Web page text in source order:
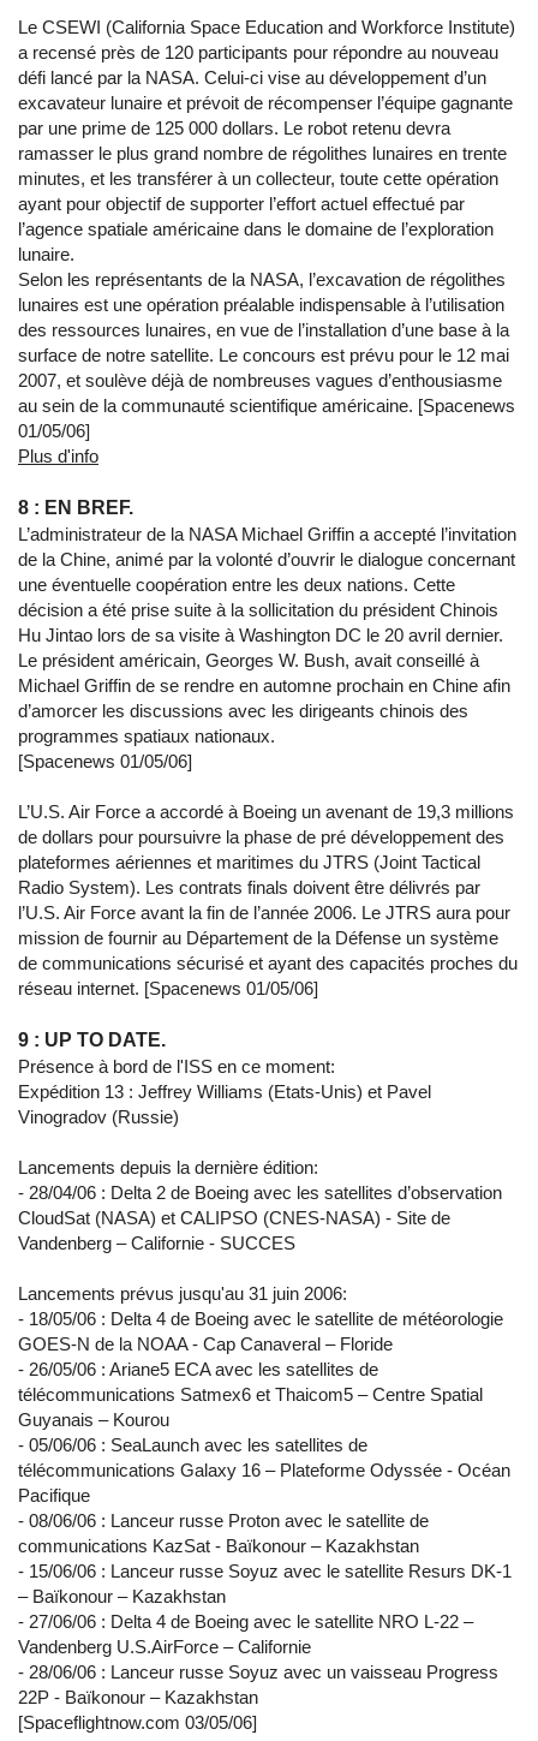
Le CSEWI (California Space Education and Workforce Institute)
a recensé près de 120 participants pour répondre au nouveau
défi lancé par la NASA. Celui-ci vise au développement d’un
excavateur lunaire et prévoit de récompenser l’équipe gagnante
par une prime de 125 000 dollars. Le robot retenu devra
ramasser le plus grand nombre de régolithes lunaires en trente
minutes, et les transférer à un collecteur, toute cette opération
ayant pour objectif de supporter l’effort actuel effectué par
l’agence spatiale américaine dans le domaine de l’exploration
lunaire.
Selon les représentants de la NASA, l’excavation de régolithes
lunaires est une opération préalable indispensable à l’utilisation
des ressources lunaires, en vue de l’installation d’une base à la
surface de notre satellite. Le concours est prévu pour le 12 mai
2007, et soulève déjà de nombreuses vagues d’enthousiasme
au sein de la communauté scientifique américaine. [Spacenews
01/05/06]
Plus d'info
8 : EN BREF.
L’administrateur de la NASA Michael Griffin a accepté l’invitation
de la Chine, animé par la volonté d’ouvrir le dialogue concernant
une éventuelle coopération entre les deux nations. Cette
décision a été prise suite à la sollicitation du président Chinois
Hu Jintao lors de sa visite à Washington DC le 20 avril dernier.
Le président américain, Georges W. Bush, avait conseillé à
Michael Griffin de se rendre en automne prochain en Chine afin
d’amorcer les discussions avec les dirigeants chinois des
programmes spatiaux nationaux.
[Spacenews 01/05/06]
L’U.S. Air Force a accordé à Boeing un avenant de 19,3 millions
de dollars pour poursuivre la phase de pré développement des
plateformes aériennes et maritimes du JTRS (Joint Tactical
Radio System). Les contrats finals doivent être délivrés par
l’U.S. Air Force avant la fin de l’année 2006. Le JTRS aura pour
mission de fournir au Département de la Défense un système
de communications sécurisé et ayant des capacités proches du
réseau internet. [Spacenews 01/05/06]
9 : UP TO DATE.
Présence à bord de l'ISS en ce moment:
Expédition 13 : Jeffrey Williams (Etats-Unis) et Pavel
Vinogradov (Russie)
Lancements depuis la dernière édition:
- 28/04/06 : Delta 2 de Boeing avec les satellites d’observation
CloudSat (NASA) et CALIPSO (CNES-NASA) - Site de
Vandenberg – Californie - SUCCES
Lancements prévus jusqu'au 31 juin 2006:
- 18/05/06 : Delta 4 de Boeing avec le satellite de météorologie
GOES-N de la NOAA - Cap Canaveral – Floride
- 26/05/06 : Ariane5 ECA avec les satellites de
télécommunications Satmex6 et Thaicom5 – Centre Spatial
Guyanais – Kourou
- 05/06/06 : SeaLaunch avec les satellites de
télécommunications Galaxy 16 – Plateforme Odyssée - Océan
Pacifique
- 08/06/06 : Lanceur russe Proton avec le satellite de
communications KazSat - Baïkonour – Kazakhstan
- 15/06/06 : Lanceur russe Soyuz avec le satellite Resurs DK-1
– Baïkonour – Kazakhstan
- 27/06/06 : Delta 4 de Boeing avec le satellite NRO L-22 –
Vandenberg U.S.AirForce – Californie
- 28/06/06 : Lanceur russe Soyuz avec un vaisseau Progress
22P - Baïkonour – Kazakhstan
[Spaceflightnow.com 03/05/06]